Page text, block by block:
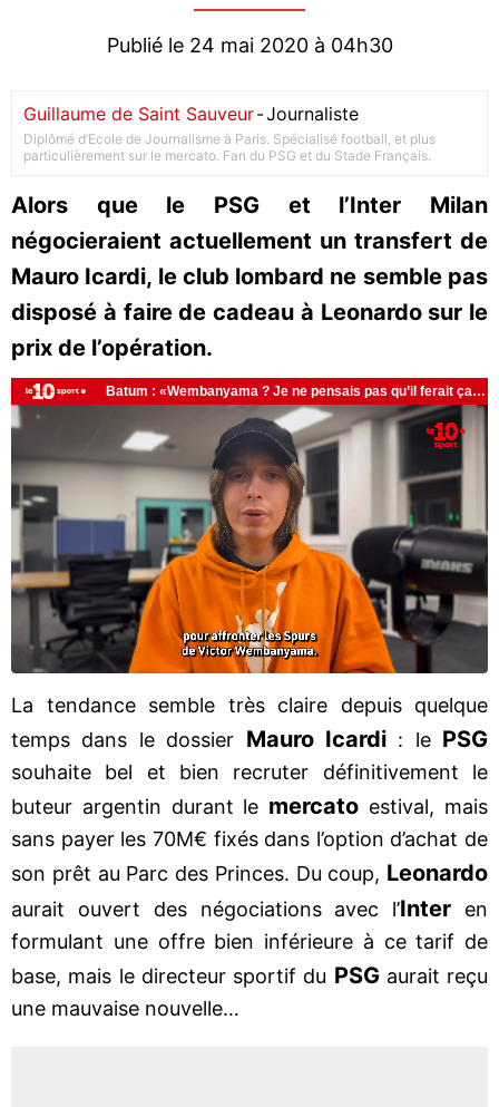
Publié le 24 mai 2020 à 04h30
Guillaume de Saint Sauveur-Journaliste
Diplômé d’Ecole de Journalisme à Paris. Spécialisé football, et plus
particulièrement sur le mercato. Fan du PSG et du Stade Français.
Alors que le PSG et l’Inter Milan
négocieraient actuellement un transfert de
Mauro Icardi, le club lombard ne semble pas
disposé à faire de cadeau à Leonardo sur le
prix de l’opération.
La tendance semble très claire depuis quelque
temps dans le dossier Mauro Icardi: le PSG
souhaite bel et bien recruter définitivement le
buteur argentin durant le mercato estival, mais
sans payer les 70M€ fixés dans l’option d’achat de
son prêt au Parc des Princes. Du coup, Leonardo
aurait ouvert des négociations avec l’Inter en
formulant une offre bien inférieure à ce tarif de
base, mais le directeur sportif du PSGaurait reçu
une mauvaise nouvelle…